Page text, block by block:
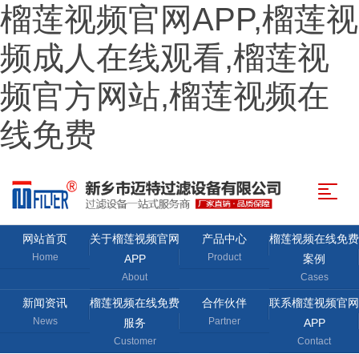
榴莲视频官网APP,榴莲视
频成人在线观看,榴莲视
频官方网站,榴莲视频在
线免费
网站首页
Home
关于榴莲视频官网
APP
About
产品中心
Product
榴莲视频在线免费
案例
Cases
新闻资讯
News
榴莲视频在线免费
服务
Customer
合作伙伴
Partner
联系榴莲视频官网
APP
Contact